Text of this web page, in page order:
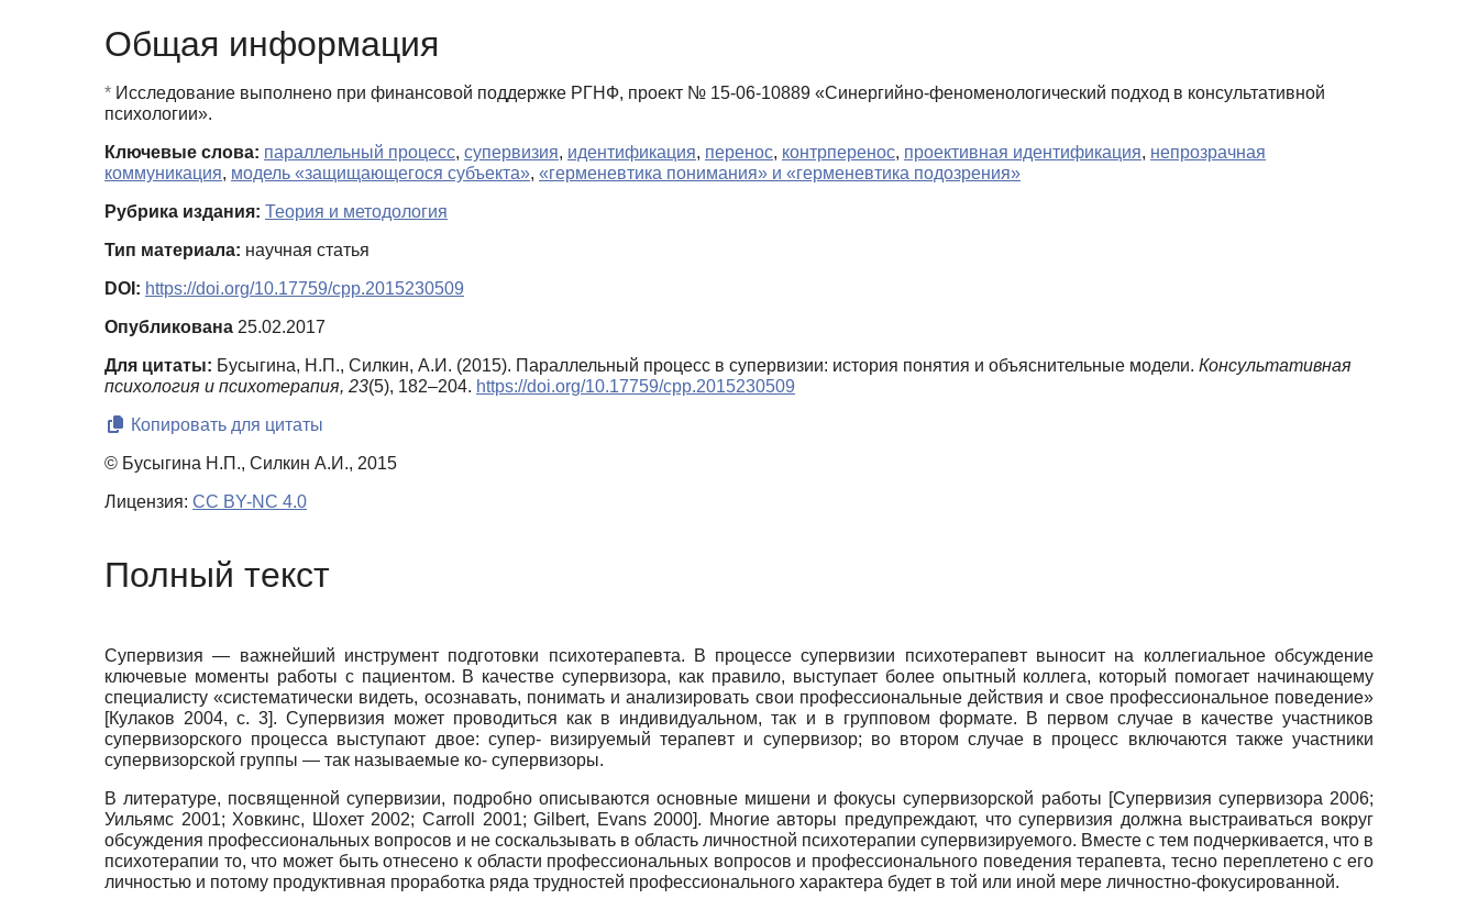
Общая информация
* Исследование выполнено при финансовой поддержке РГНФ, проект № 15-06-10889 «Синергийно-феноменологический подход в консультативной
психологии».
Ключевые слова: параллельный процесс, супервизия, идентификация, перенос, контрперенос, проективная идентификация, непрозрачная
коммуникация, модель «защищающегося субъекта», «герменевтика понимания» и «герменевтика подозрения»
Рубрика издания: Теория и методология
Тип материала: научная статья
DOI: https://doi.org/10.17759/cpp.2015230509
Опубликована 25.02.2017
Для цитаты: Бусыгина, Н.П., Силкин, А.И. (2015). Параллельный процесс в супервизии: история понятия и объяснительные модели. Консультативная
психология и психотерапия, 23(5), 182–204. https://doi.org/10.17759/cpp.2015230509
Копировать для цитаты
© Бусыгина Н.П., Силкин А.И., 2015
Лицензия: CC BY-NC 4.0
Полный текст
Супервизия — важнейший инструмент подготовки психотерапевта. В процессе супервизии психотерапевт выносит на коллегиальное обсуждение
ключевые моменты работы с пациентом. В качестве супервизора, как правило, выступает более опытный коллега, который помогает начинающему
специалисту «систематически видеть, осознавать, понимать и анализировать свои профессиональные действия и свое профессиональное поведение»
[Кулаков 2004, с. 3]. Супервизия может проводиться как в индивидуальном, так и в групповом формате. В первом случае в качестве участников
супервизорского процесса выступают двое: супер- визируемый терапевт и супервизор; во втором случае в процесс включаются также участники
супервизорской группы — так называемые ко- супервизоры.
В литературе, посвященной супервизии, подробно описываются основные мишени и фокусы супервизорской работы [Супервизия супервизора 2006;
Уильямс 2001; Ховкинс, Шохет 2002; Carroll 2001;Gilbert, Evans2000]. Многие авторы предупреждают, что супервизия должна выстраиваться вокруг
обсуждения профессиональных вопросов и не соскальзывать в область личностной психотерапии супервизируемого. Вместе с тем подчеркивается, что в
психотерапии то, что может быть отнесено к области профессиональных вопросов и профессионального поведения терапевта, тесно переплетено с его
личностью и потому продуктивная проработка ряда трудностей профессионального характера будет в той или иной мере личностно-фокусированной.